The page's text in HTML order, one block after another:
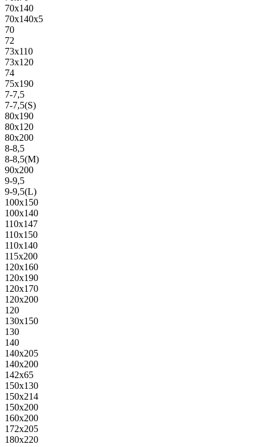
70х140
70х140х5
70
72
73х110
73х120
74
75х190
7-7,5
7-7,5(S)
80х190
80х120
80х200
8-8,5
8-8,5(M)
90х200
9-9,5
9-9,5(L)
100х150
100х140
110х147
110х150
110х140
115х200
120х160
120х190
120х170
120х200
120
130х150
130
140
140х205
140х200
142х65
150х130
150х214
150х200
160х200
172х205
180х220